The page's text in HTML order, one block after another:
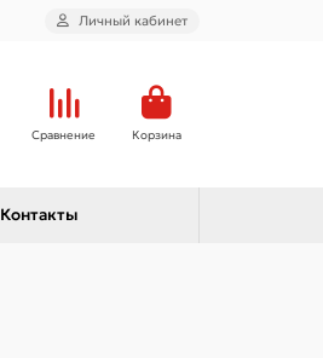
Личный кабинет
Сравнение Корзина
Контакты